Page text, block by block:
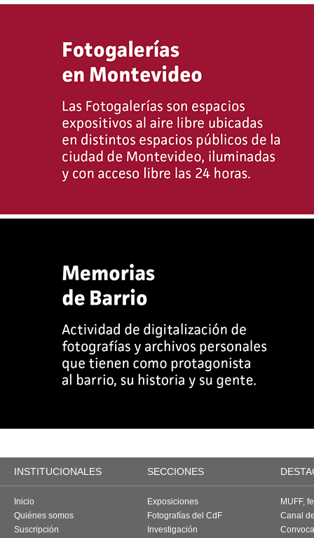
INSTITUCIONALES SECCIONES
Inicio
Quiénes somos
Suscripción
Exposiciones
Fotografías del CdF
Investigación
MUFF,
Canal